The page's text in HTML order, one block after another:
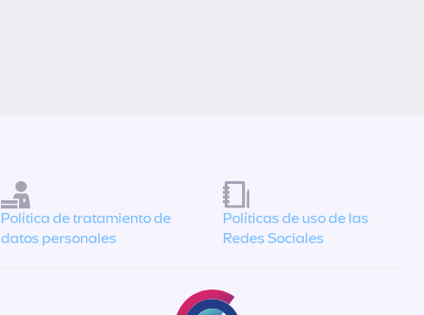
Política de tratamiento de
datos personales
Políticas de uso de las
Redes Sociales